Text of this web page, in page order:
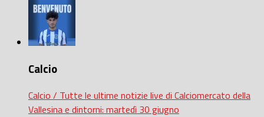
Calcio
Calcio / Tutte le ultime notizie live di Calciomercato della
Vallesina e dintorni: martedì 30 giugno